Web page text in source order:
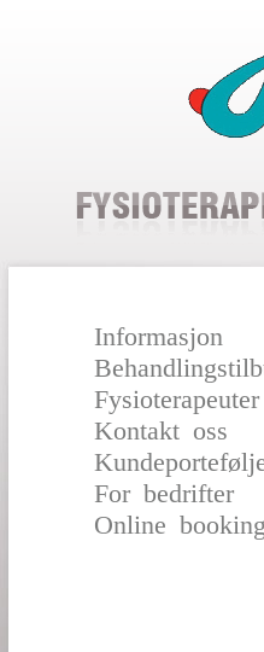
Informasjon
Fysioterapeuter
Kontakt oss
For bedrifter
Online booking